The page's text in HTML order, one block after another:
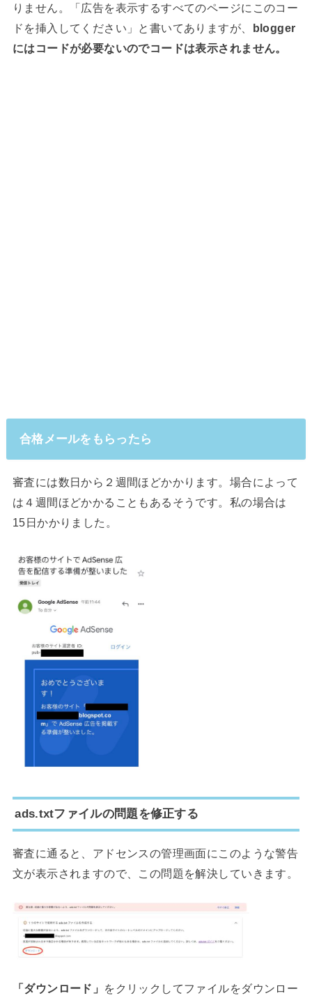
りません。「広告を表示するすべてのページにこのコー
ドを挿入してください」と書いてありますが、 blogger
にはコードが必要ないのでコードは表示されません。
合格メールをもらったら
審査には数日から２週間ほどかかります。場合によって
は４週間ほどかかることもあるそうです。私の場合は
15日かかりました。
ads.txtファイルの問題を修正する
審査に通ると、アドセンスの管理画面にこのような警告
文が表示されますので、この問題を解決していきます。
「ダウンロード」 をクリックしてファイルをダウンロー